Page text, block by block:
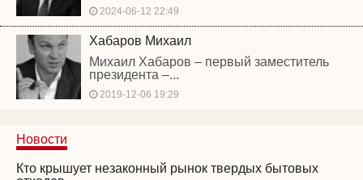
2024-06-12 22:49
Хабаров Михаил
Михаил Хабаров – первый заместитель
президента –...
2019-12-06 19:29
Новости
Кто крышует незаконный рынок твердых бытовых